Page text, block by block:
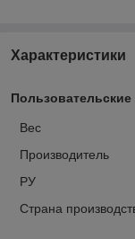
Характеристики
Пользовательские
Вес
Производитель
РУ
Страна